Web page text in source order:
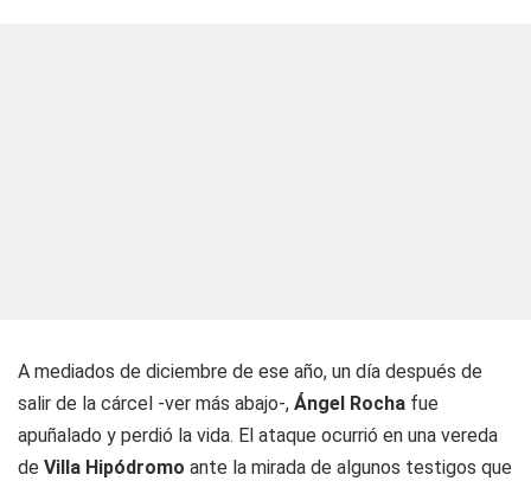
A mediados de diciembre de ese año, un día después de
salir de la cárcel -ver más abajo-, Ángel Rocha fue
apuñalado y perdió la vida. El ataque ocurrió en una vereda
de Villa Hipódromo ante la mirada de algunos testigos que